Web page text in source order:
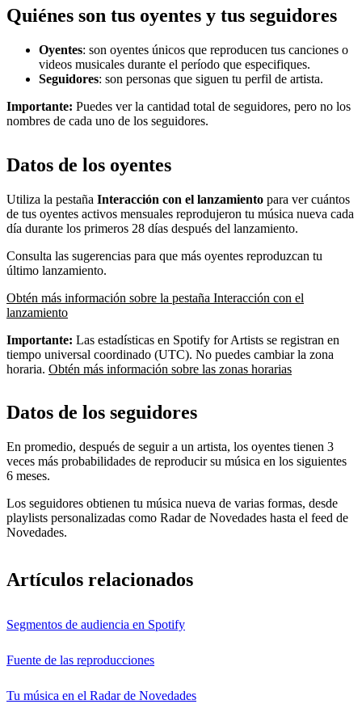
Quiénes son tus oyentes y tus seguidores
Oyentes: son oyentes únicos que reproducen tus canciones o
videos musicales durante el período que especifiques.
Seguidores: son personas que siguen tu perfil de artista.
Importante: Puedes ver la cantidad total de seguidores, pero no los
nombres de cada uno de los seguidores.
Datos de los oyentes
Utiliza la pestaña Interacción con el lanzamiento para ver cuántos
de tus oyentes activos mensuales reprodujeron tu música nueva cada
día durante los primeros 28 días después del lanzamiento.
Consulta las sugerencias para que más oyentes reproduzcan tu
último lanzamiento.
Obtén más información sobre la pestaña Interacción con el
lanzamiento
Importante: Las estadísticas en Spotify for Artists se registran en
tiempo universal coordinado (UTC). No puedes cambiar la zona
horaria. Obtén más información sobre las zonas horarias
Datos de los seguidores
En promedio, después de seguir a un artista, los oyentes tienen 3
veces más probabilidades de reproducir su música en los siguientes
6 meses.
Los seguidores obtienen tu música nueva de varias formas, desde
playlists personalizadas como Radar de Novedades hasta el feed de
Novedades.
Artículos relacionados
Segmentos de audiencia en Spotify
Fuente de las reproducciones
Tu música en el Radar de Novedades